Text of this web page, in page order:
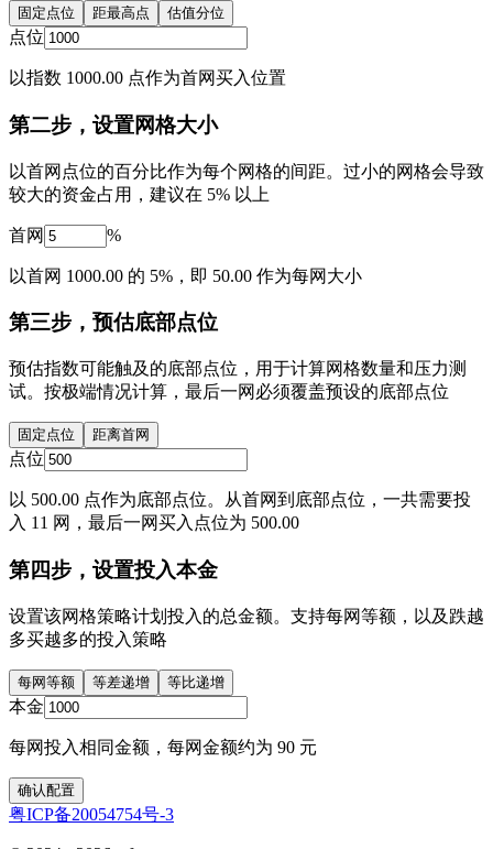
固定点位 距最高点 估值分位
点位
以指数 1000.00 点作为首网买入位置
第二步，设置网格大小
以首网点位的百分比作为每个网格的间距。过小的网格会导致
较大的资金占用，建议在 5% 以上
首网 %
以首网 1000.00 的 5%，即 50.00 作为每网大小
第三步，预估底部点位
预估指数可能触及的底部点位，用于计算网格数量和压力测
试。按极端情况计算，最后一网必须覆盖预设的底部点位
固定点位 距离首网
点位
以 500.00 点作为底部点位。从首网到底部点位，一共需要投
入 11 网，最后一网买入点位为 500.00
第四步，设置投入本金
设置该网格策略计划投入的总金额。支持每网等额，以及跌越
多买越多的投入策略
每网等额 等差递增 等比递增
本金
每网投入相同金额，每网金额约为 90 元
确认配置
粤ICP备20054754号-3